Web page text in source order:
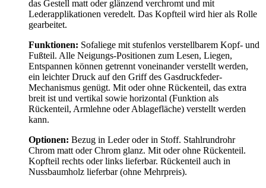
das Gestell matt oder glänzend verchromt und mit
Lederapplikationen veredelt. Das Kopfteil wird hier als Rolle
gearbeitet.
Funktionen: Sofaliege mit stufenlos verstellbarem Kopf- und
Fußteil. Alle Neigungs-Positionen zum Lesen, Liegen,
Entspannen können getrennt voneinander verstellt werden,
ein leichter Druck auf den Griff des Gasdruckfeder-
Mechanismus genügt. Mit oder ohne Rückenteil, das extra
breit ist und vertikal sowie horizontal (Funktion als
Rückenteil, Armlehne oder Ablagefläche) verstellt werden
kann.
Optionen: Bezug in Leder oder in Stoff. Stahlrundrohr
Chrom matt oder Chrom glanz. Mit oder ohne Rückenteil.
Kopfteil rechts oder links lieferbar. Rückenteil auch in
Nussbaumholz lieferbar (ohne Mehrpreis).